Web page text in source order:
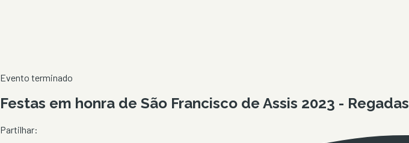
Evento terminado
Festas em honra de São Francisco de Assis 2023 - Regadas
Partilhar: